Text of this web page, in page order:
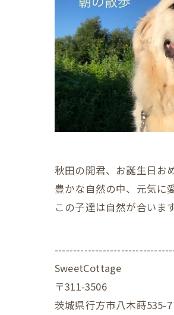
秋田の開君、お誕生日お
豊かな自然の中、元気に
この子達は自然が合いま
SweetCottage
〒311-3506
茨城県行方市八木蒔535-7